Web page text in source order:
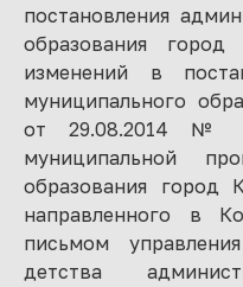
постановления
образования
изменений в
муниципального
от 29.08.2014 №
муниципальной
образования город
направленного в
письмом
детства